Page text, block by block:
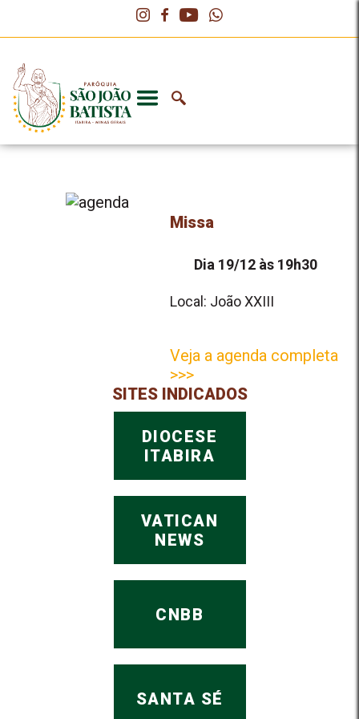
Missa
Dia 19/12 às 19h30
Local: João XXIII
Veja a agenda completa
>>>
SITES INDICADOS
DIOCESE
ITABIRA
VATICAN
NEWS
CNBB
SANTA SÉ